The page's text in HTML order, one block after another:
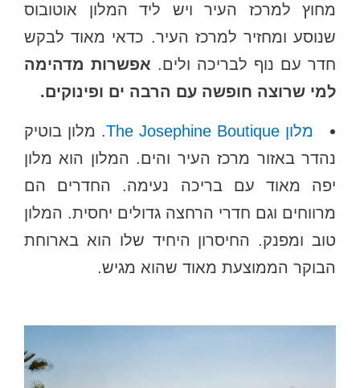
מחוץ למרכז העיר ויש ליד המלון אוטובוס
שנוסע ומחזיר למרכז העיר. כדאי מאוד לבקש
חדר עם נוף לבריכה ולים. אפשרות מדהימה
למי שרוצה חופשה עם הרבה ים ופינוקים.
מלון The Josephine Boutique
. מלון בוטיק
נהדר באזור מרכז העיר והים. המלון הוא מלון
יפה מאוד עם בריכה נעימה. החדרים הם
מרווחים וגם חדרי הרחצה גדולים יחסית. המלון
טוב ומפנק. החיסרון היחיד שלו הוא בארוחת
הבוקר הממוצעת מאוד שהוא מגיש.